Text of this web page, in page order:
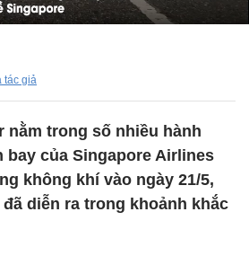
tác giả
nằm trong số nhiều hành
bay của Singapore Airlines
không khí vào ngày 21/5,
diễn ra trong khoảnh khắc